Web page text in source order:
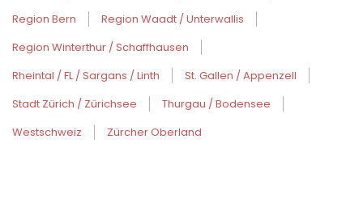
Region Bern
Region Waadt / Unterwallis
Region Winterthur / Schaffhausen
Rheintal / FL / Sargans / Linth
St. Gallen / Appenzell
Stadt Zürich / Zürichsee
Thurgau / Bodensee
Westschweiz
Zürcher Oberland